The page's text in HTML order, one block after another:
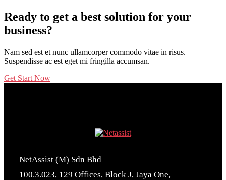
Ready to get a best solution for your
business?
Nam sed est et nunc ullamcorper commodo vitae in risus.
Suspendisse ac est eget mi fringilla accumsan.
Get Start Now
NetAssist (M) Sdn Bhd
100.3.023, 129 Offices, Block J, Jaya One,